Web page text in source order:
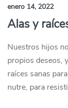
enero 14, 2022
Alas y
Nuestros hijos
propios deseos,
raíces sanas
nutre, para